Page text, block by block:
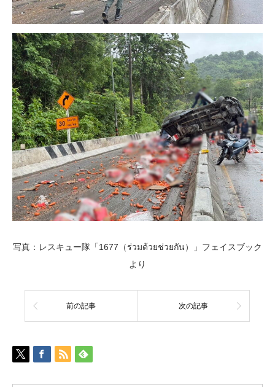
写真：レスキュー隊「1677（ร่วมด้วยช่วยกัน）」フェイスブック
より
前の記事 次の記事